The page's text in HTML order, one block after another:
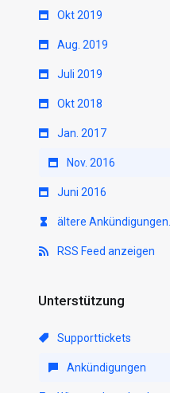
Okt 2019
Aug. 2019
Juli 2019
Okt 2018
Jan. 2017
Nov. 2016
Juni 2016
ältere Ankündigungen...
RSS Feed anzeigen
Unterstützung
Supporttickets
Ankündigungen